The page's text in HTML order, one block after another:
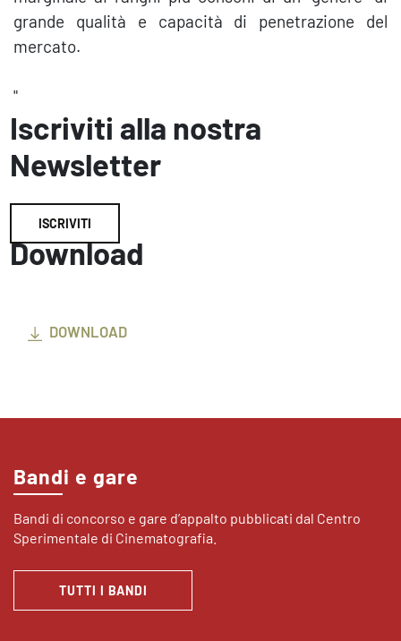
grande qualità e capacità di penetrazione del
mercato.
"
Iscriviti alla nostra
Newsletter
ISCRIVITI
Download
DOWNLOAD
Bandi e gare
Bandi di concorso e gare d’appalto pubblicati dal Centro
Sperimentale di Cinematografia.
TUTTI I BANDI